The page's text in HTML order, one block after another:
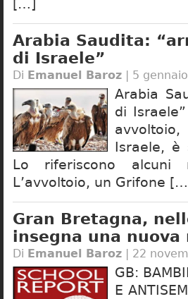
[…]
Arabia Saudita:
di Israele”
Di Emanuel Baroz | 5
Arabia
di
Israele, è
Lo riferiscono alcuni
L’avvoltoio, un Grifone
Gran Bretagna,
insegna una
Di Emanuel Baroz | 22
GB:
E